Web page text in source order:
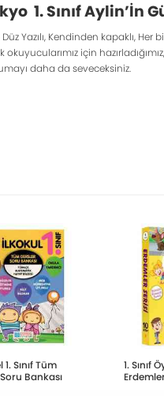
1. Sınıf Aylin’İn
Yazılı, Kendinden kapaklı, Her
okuyucularımız için
daha da seveceksiniz.
Sınıf Tüm
Bankası
1. Sınıf